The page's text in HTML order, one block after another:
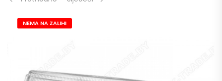
NEMA NA ZALIHI